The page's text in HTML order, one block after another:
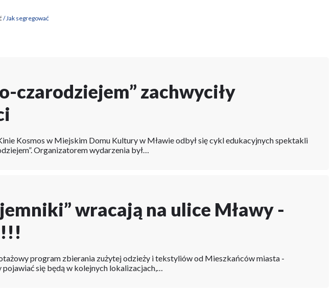
Jak segregować
czarodziejem” zachwyciły
Kosmos w Miejskim Domu Kultury w Mławie odbył się cykl edukacyjnych spektakli
Organizatorem wydarzenia był…
wracają na ulice Mławy -
program zbierania zużytej odzieży i tekstyliów od Mieszkańców miasta -
pojawiać się będą w kolejnych lokalizacjach,…